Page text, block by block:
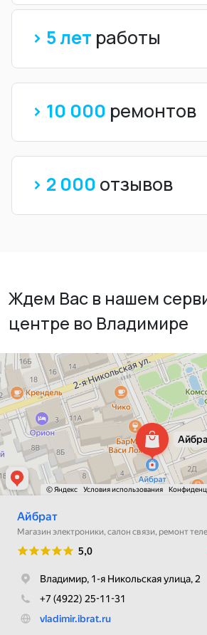
> 5 лет работы
> 10 000 ремонтов
> 2 000 отзывов
Ждем Вас в нашем
центре во Владимире